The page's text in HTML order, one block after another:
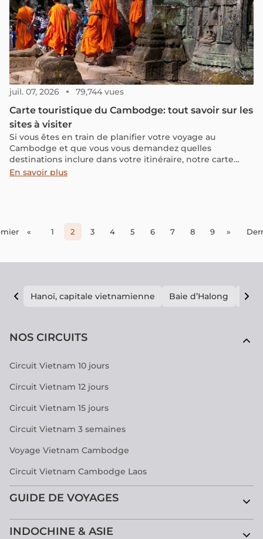
juil. 07, 2026 79,744 vues
Carte touristique du Cambodge: tout savoir sur les
sites à visiter
Si vous êtes en train de planifier votre voyage au
Cambodge et que vous vous demandez quelles
destinations inclure dans votre itinéraire, notre carte
touristique détaillée vous guidera à travers les sites
En savoir plus
« 1 2 3 4 5 6 7 8 9 »
Hanoï, capitale vietnamienne Baie d’Halong E
NOS CIRCUITS
Circuit Vietnam 10 jours
Circuit Vietnam 12 jours
Circuit Vietnam 15 jours
Circuit Vietnam 3 semaines
Voyage Vietnam Cambodge
Circuit Vietnam Cambodge Laos
GUIDE DE VOYAGES
INDOCHINE & ASIE